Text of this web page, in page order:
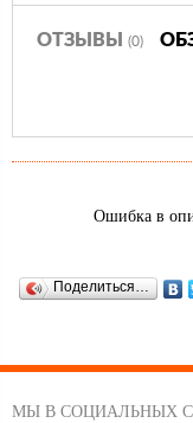
ОТЗЫВЫ (0)
Ошибка в
Поделиться…
МЫ В СОЦИАЛЬНЫХ